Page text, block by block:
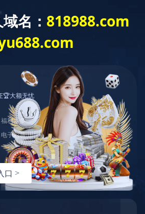
化器喷嘴
空心阴极灯
石墨坩埚
配套仪器设备
阴极灯